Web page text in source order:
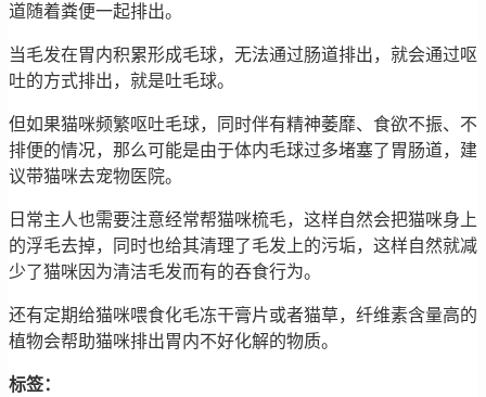
道随着粪便一起排出。
当毛发在胃内积累形成毛球，无法通过肠道排出，就会通过呕
吐的方式排出，就是吐毛球。
但如果猫咪频繁呕吐毛球，同时伴有精神萎靡、食欲不振、不
排便的情况，那么可能是由于体内毛球过多堵塞了胃肠道，建
议带猫咪去宠物医院。
日常主人也需要注意经常帮猫咪梳毛，这样自然会把猫咪身上
的浮毛去掉，同时也给其清理了毛发上的污垢，这样自然就减
少了猫咪因为清洁毛发而有的吞食行为。
还有定期给猫咪喂食化毛冻干膏片或者猫草，纤维素含量高的
植物会帮助猫咪排出胃内不好化解的物质。
标签：